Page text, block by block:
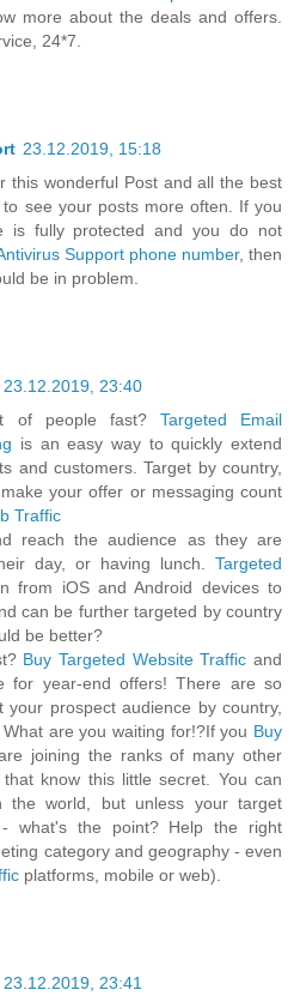
more about the deals and offers.
24*7.
23.12.2019, 15:18
this wonderful Post and all the best
see your posts more often. If you
is fully protected and you do not
Support phone number, then
be in problem.
23.12.2019, 23:40
of people fast? Targeted Email
is an easy way to quickly extend
and customers. Target by country,
your offer or messaging count
Traffic
reach the audience as they are
day, or having lunch. Targeted
from iOS and Android devices to
can be further targeted by country
be better?
Buy Targeted Website Traffic and
for year-end offers! There are so
prospect audience by country,
are you waiting for!?If you Buy
joining the ranks of many other
know this little secret. You can
the world, but unless your target
what's the point? Help the right
category and geography - even
platforms, mobile or web).
23.12.2019, 23:41